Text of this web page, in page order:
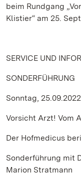
beim Rundgang
Klistier“ am 25.
SERVICE UND
SONDERFÜHRUNG
Sonntag,
Vorsicht Arzt! Vom
Der Hofmedicus
Sonderführung mit
Marion Stratmann